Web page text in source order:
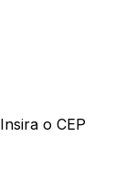
Insira o CEP